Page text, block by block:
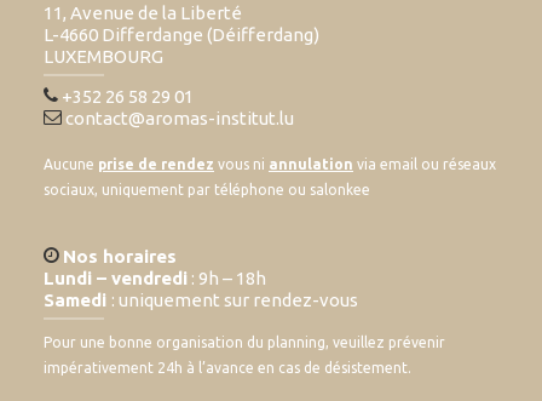
11, Avenue de la Liberté
L-4660 Differdange (Déifferdang)
LUXEMBOURG
+352 26 58 29 01
contact@aromas-institut.lu
Aucune prise de rendez vous ni annulation via email ou réseaux
sociaux, uniquement par téléphone ou salonkee
Nos horaires
Lundi – vendredi : 9h – 18h
Samedi : uniquement sur rendez-vous
Pour une bonne organisation du planning, veuillez prévenir
impérativement 24h à l’avance en cas de désistement.